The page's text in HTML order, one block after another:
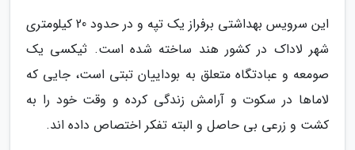
این سرویس بهداشتی برفراز یک تپه و در حدود 20 کیلومتری
شهر لاداک در کشور هند ساخته شده است. ثیکسی یک
صومعه و عبادتگاه متعلق به بوداییان تبتی است، جایی که
لاماها در سکوت و آرامش زندگی کرده و وقت خود را به
کشت و زرعی بی حاصل و البته تفکر اختصاص داده اند.